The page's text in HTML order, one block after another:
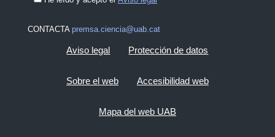
CONTACTA premsa.ciencia@uab.cat
Aviso legal Protección de datos
Sobre el web Accesibilidad web
Mapa del web UAB